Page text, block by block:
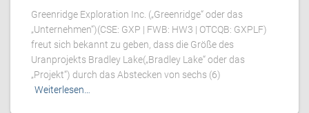
Greenridge Exploration Inc. („Greenridge“ oder das
„Unternehmen“)(CSE: GXP | FWB: HW3 | OTCQB: GXPLF)
freut sich bekannt zu geben, dass die Größe des
Uranprojekts Bradley Lake(„Bradley Lake“ oder das
„Projekt“) durch das Abstecken von sechs (6)
Weiterlesen…